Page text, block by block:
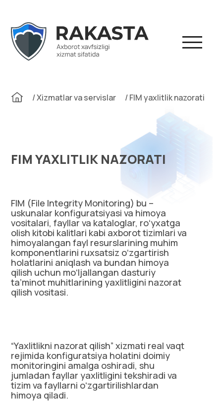
content
/Xizmatlar va servislar /FIM yaxlitlik nazorati
FIM YAXLITLIK NAZORATI
FIM (File Integrity Monitoring) bu –
uskunalar konfiguratsiyasi va himoya
vositalari, fayllar va kataloglar, roʻyxatga
olish kitobi kalitlari kabi axborot tizimlari va
himoyalangan fayl resurslarining muhim
komponentlarini ruxsatsiz oʻzgartirish
holatlarini aniqlash va bundan himoya
qilish uchun moʻljallangan dasturiy
taʼminot muhitlarining yaxlitligini nazorat
qilish vositasi.
“Yaxlitlikni nazorat qilish” xizmati real vaqt
rejimida konfiguratsiya holatini doimiy
monitoringini amalga oshiradi, shu
jumladan fayllar yaxlitligini tekshiradi va
tizim va fayllarni oʻzgartirilishlardan
himoya qiladi.